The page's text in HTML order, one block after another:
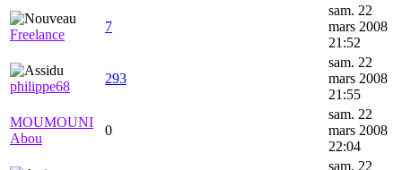
Freelance
7
sam. 22
mars 2008
21:52
philippe68
293
sam. 22
mars 2008
21:55
MOUMOUNI
Abou
0
sam. 22
mars 2008
22:04
sam. 22